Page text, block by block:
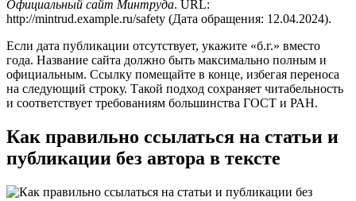
Официальный сайт Минтруда. URL:
http://mintrud.example.ru/safety (Дата обращения: 12.04.2024).
Если дата публикации отсутствует, укажите «б.г.» вместо
года. Название сайта должно быть максимально полным и
официальным. Ссылку помещайте в конце, избегая переноса
на следующий строку. Такой подход сохраняет читабельность
и соответствует требованиям большинства ГОСТ и РАН.
Как правильно ссылаться на статьи и
публикации без автора в тексте